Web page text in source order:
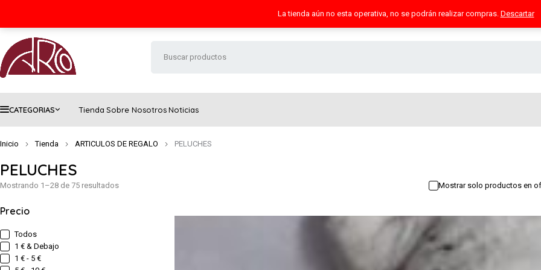
La tienda aún no esta operativa, no se podrán realizar compras. Descartar
CATEGORIAS Tienda Sobre NosotrosNoticias
PELUCHES
Inicio Tienda ARTICULOS DE REGALO PELUCHES
Precio
Todos
1 € & Debajo
1 € - 5 €
Mostrando 1–28 de 75 resultados Mostrar solo productos en